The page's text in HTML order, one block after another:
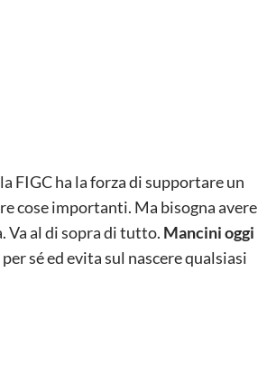
FIGC ha la forza di supportare un
cose importanti. Ma bisogna avere
Va al di sopra di tutto. Mancini oggi
sé ed evita sul nascere qualsiasi